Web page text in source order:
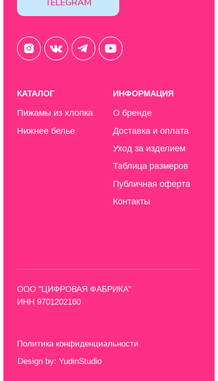
© 2020-2025 StoboyShop. Все права защищены
Design by: YudinStudio
Политика конфиденциальности
ООО "ЦИФРОВАЯ ФАБРИКА"
ИНН 9701202160